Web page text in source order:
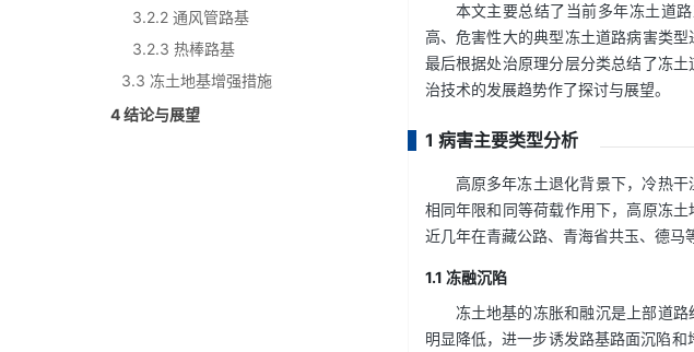
3.2.2 通风管路基
3.2.3 热棒路基
3.3 冻土地基增强措施
4 结论与展望
本文主要总结了当前多年冻土道
高、危害性大的典型冻土道路病害类
最后根据处治原理分层分类总结了冻
治技术的发展趋势作了探讨与展望。
1 病害主要类型分析
高原多年冻土退化背景下，冷热
相同年限和同等荷载作用下，高原冻
近几年在青藏公路、青海省共玉、德马
1.1 冻融沉陷
冻土地基的冻胀和融沉是上部道
明显降低，进一步诱发路基路面沉陷和